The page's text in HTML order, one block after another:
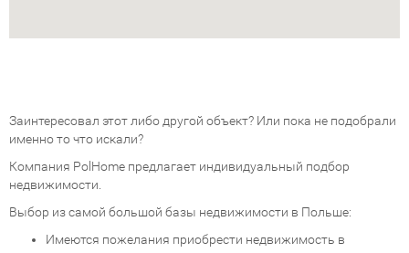
Заинтересовал этот либо другой объект? Или пока не подобрали
именно то что искали?
Компания PolHome предлагает индивидуальный подбор
недвижимости.
Выбор из самой большой базы недвижимости в Польше:
Имеются пожелания приобрести недвижимость в